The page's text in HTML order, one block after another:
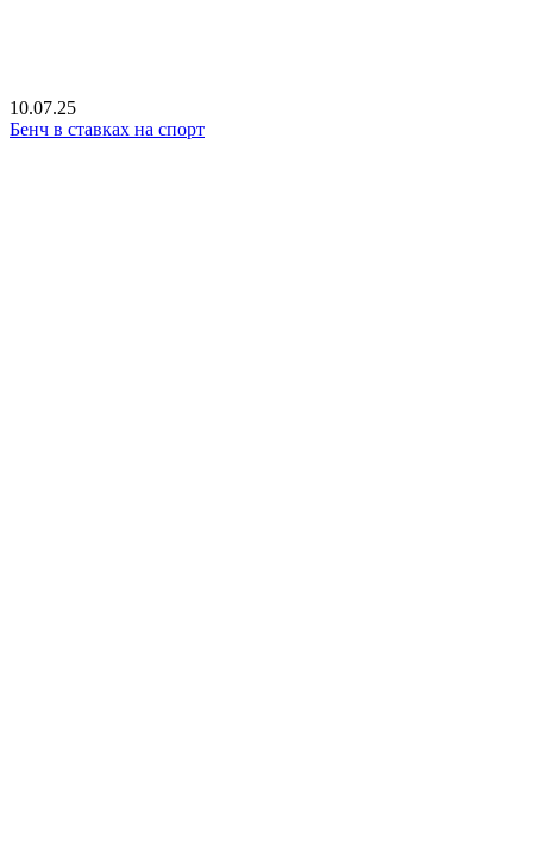
10.07.25
Бенч в ставках на спорт